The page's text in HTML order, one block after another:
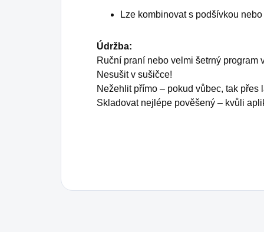
Lze kombinovat s podšívkou
Údržba:
Ruční praní nebo velmi šetrný program
Nesušit v sušičce!
Nežehlit přímo – pokud vůbec, tak přes
Skladovat nejlépe pověšený – kvůli